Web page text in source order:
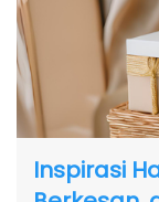
Inspirasi